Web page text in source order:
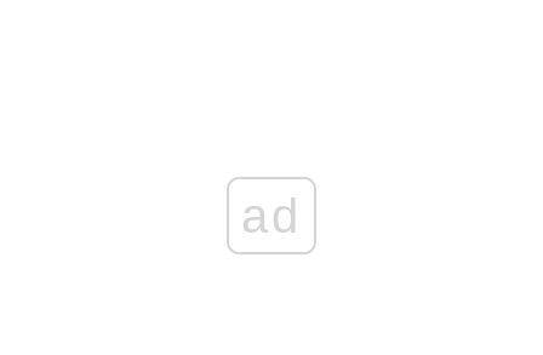
ad